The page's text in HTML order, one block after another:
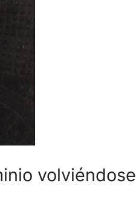
volviéndose